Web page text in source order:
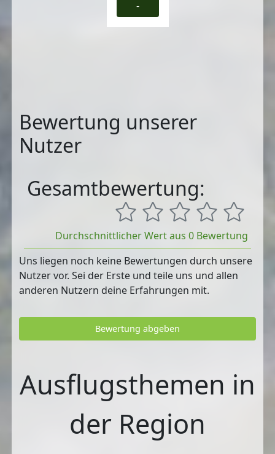
-
Bewertung unserer
Nutzer
Gesamtbewertung:
Durchschnittlicher Wert aus 0 Bewertung
Uns liegen noch keine Bewertungen durch unsere
Nutzer vor. Sei der Erste und teile uns und allen
anderen Nutzern deine Erfahrungen mit.
Bewertung abgeben
Ausflugsthemen in
der Region